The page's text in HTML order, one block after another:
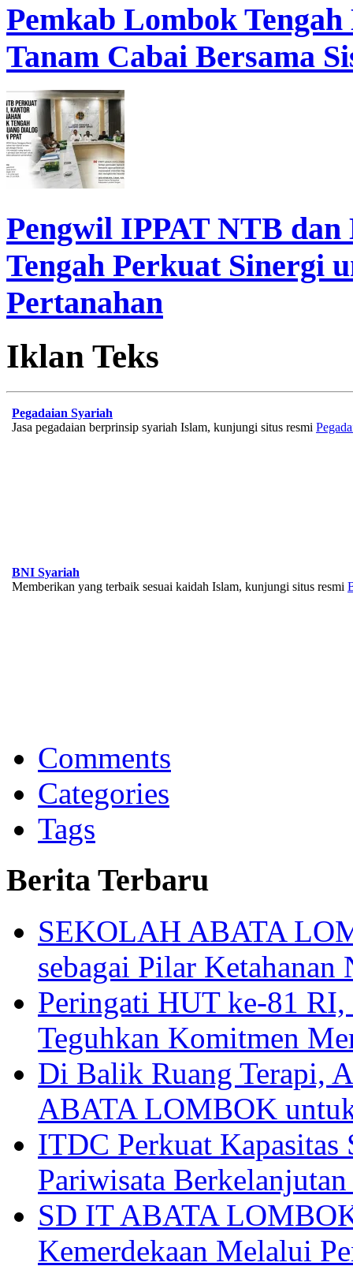
Pemkab Lombok
Tanam Cabai Bersama
Pengwil IPPAT NTB
Tengah Perkuat Sinergi
Pertanahan
Iklan Teks
Pegadaian Syariah
Jasa pegadaian berprinsip syariah Islam, kunjungi situs resmi
BNI Syariah
Memberikan yang terbaik sesuai kaidah Islam, kunjungi situs resmi
Raih ketenangan dengan akses yang luas di Bank Muamalat
Comments
Categories
Tags
Berita Terbaru
SEKOLAH ABATA
sebagai Pilar Ketahanan
Peringati HUT ke-81
Teguhkan Komitmen
Di Balik Ruang Terapi,
ABATA LOMBOK
ITDC Perkuat
Pariwisata
SD IT ABATA
Kemerdekaan Melalui